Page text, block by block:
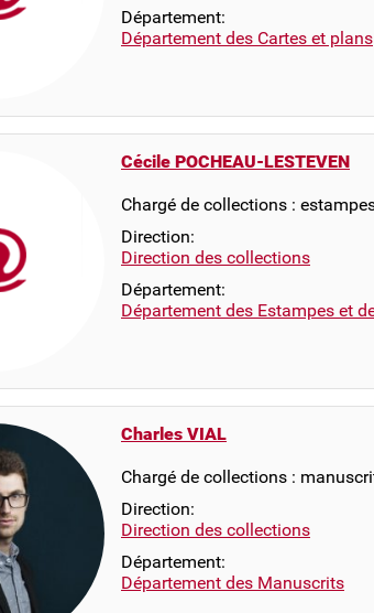
Département:
Département des Cartes et plans
Cécile POCHEAU-LESTEVEN
Chargé de collections :
Direction:
Direction des collections
Département:
Département des Estampes et
Charles VIAL
Chargé de collections :
Direction:
Direction des collections
Département:
Département des Manuscrits